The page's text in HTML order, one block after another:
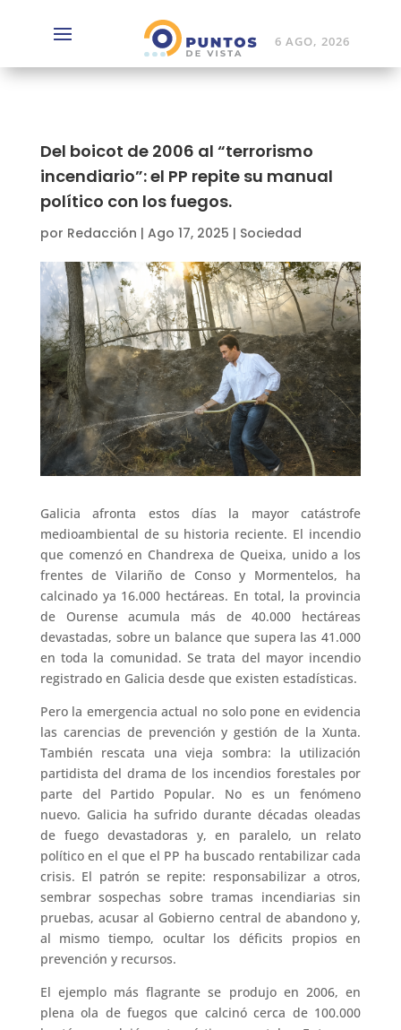
6 AGO, 2026
Del boicot de 2006 al “terrorismo
incendiario”: el PP repite su manual
político con los fuegos.
por Redacción | Ago 17, 2025 | Sociedad
Galicia afronta estos días la mayor catástrofe
medioambiental de su historia reciente. El incendio
que comenzó en Chandrexa de Queixa, unido a los
frentes de Vilariño de Conso y Mormentelos, ha
calcinado ya 16.000 hectáreas. En total, la provincia
de Ourense acumula más de 40.000 hectáreas
devastadas, sobre un balance que supera las 41.000
en toda la comunidad. Se trata del mayor incendio
registrado en Galicia desde que existen estadísticas.
Pero la emergencia actual no solo pone en evidencia
las carencias de prevención y gestión de la Xunta.
También rescata una vieja sombra: la utilización
partidista del drama de los incendios forestales por
parte del Partido Popular. No es un fenómeno
nuevo. Galicia ha sufrido durante décadas oleadas
de fuego devastadoras y, en paralelo, un relato
político en el que el PP ha buscado rentabilizar cada
crisis. El patrón se repite: responsabilizar a otros,
sembrar sospechas sobre tramas incendiarias sin
pruebas, acusar al Gobierno central de abandono y,
al mismo tiempo, ocultar los déficits propios en
prevención y recursos.
El ejemplo más flagrante se produjo en 2006, en
plena ola de fuegos que calcinó cerca de 100.000